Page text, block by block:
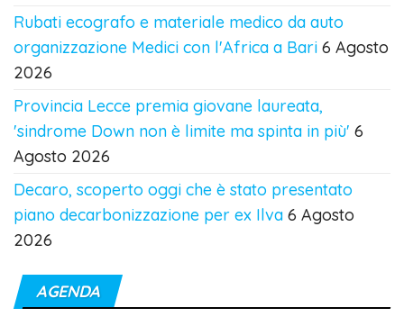
Rubati ecografo e materiale medico da auto
organizzazione Medici con l'Africa a Bari 6 Agosto
2026
Provincia Lecce premia giovane laureata,
'sindrome Down non è limite ma spinta in più' 6
Agosto 2026
Decaro, scoperto oggi che è stato presentato
piano decarbonizzazione per ex Ilva 6 Agosto
2026
AGENDA